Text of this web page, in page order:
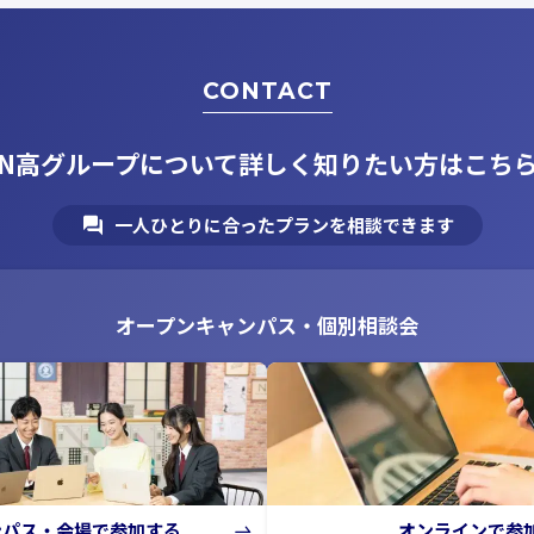
CONTACT
高グループについて詳しく知りたい方はこち
一人ひとりに合ったプランを相談できます
オープンキャンパス・個別相談会